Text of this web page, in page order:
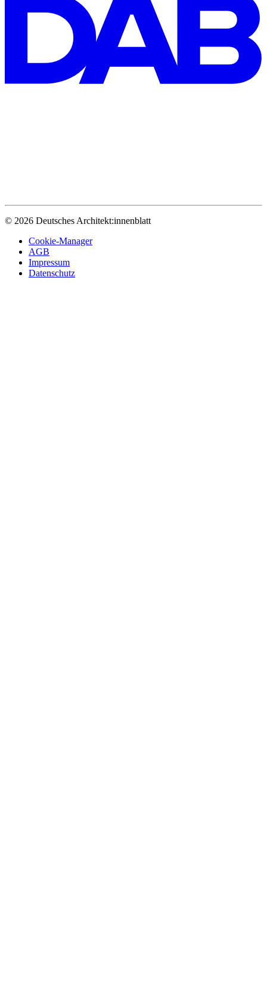
© 2026 Deutsches Architekt:innenblatt
Cookie-Manager
AGB
Impressum
Datenschutz